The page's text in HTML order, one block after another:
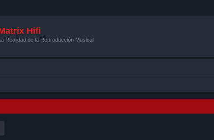
Hifi
Realidad de la Reproducción Musical